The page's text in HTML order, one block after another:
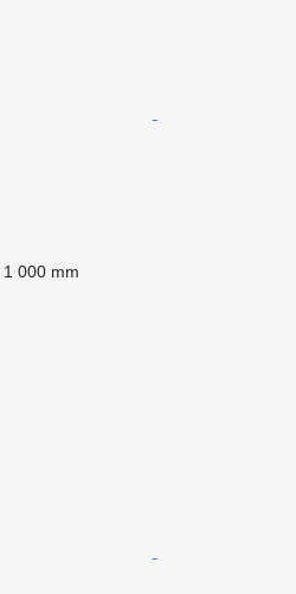
1 000 mm